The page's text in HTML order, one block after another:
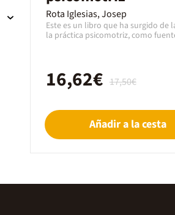
Rota Iglesias, Josep
Este es un libro que ha surgido de
la práctica psicomotriz, como
plasmar la relación dialéctica que
estos dos extremos: la teoría y la
Es, por lo tanto, un libro práctico y
la intención de que sea útil a los
profesionales que se dedican tanto
psicomotricidad educativa como a
dedicado a cómo este es
17,50€
16,62€
Añadir a la cesta